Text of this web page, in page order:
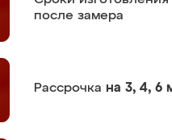
после замера
Рассрочка на 3, 4, 6